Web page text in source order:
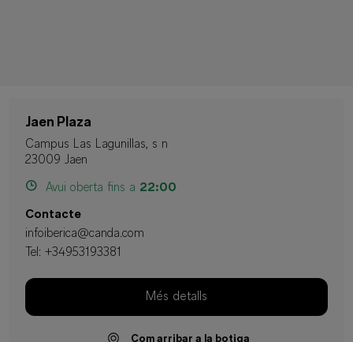
Jaen Plaza
Campus Las Lagunillas, s n
23009 Jaen
Avui oberta fins a 22:00
Contacte
infoiberica@canda.com
Tel: +34953193381
Més detalls
Com arribar a la botiga